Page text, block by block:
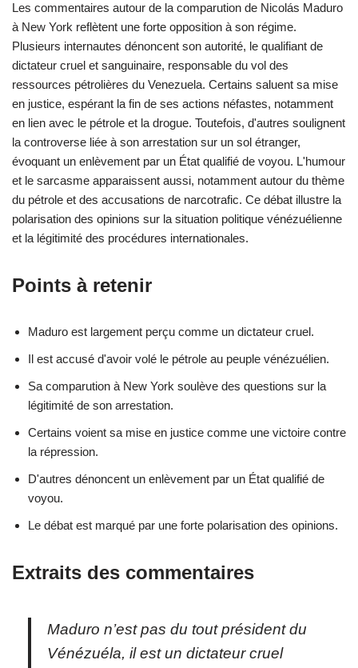
Les commentaires autour de la comparution de Nicolás Maduro
à New York reflètent une forte opposition à son régime.
Plusieurs internautes dénoncent son autorité, le qualifiant de
dictateur cruel et sanguinaire, responsable du vol des
ressources pétrolières du Venezuela. Certains saluent sa mise
en justice, espérant la fin de ses actions néfastes, notamment
en lien avec le pétrole et la drogue. Toutefois, d'autres soulignent
la controverse liée à son arrestation sur un sol étranger,
évoquant un enlèvement par un État qualifié de voyou. L'humour
et le sarcasme apparaissent aussi, notamment autour du thème
du pétrole et des accusations de narcotrafic. Ce débat illustre la
polarisation des opinions sur la situation politique vénézuélienne
et la légitimité des procédures internationales.
Points à retenir
Maduro est largement perçu comme un dictateur cruel.
Il est accusé d'avoir volé le pétrole au peuple vénézuélien.
Sa comparution à New York soulève des questions sur la
légitimité de son arrestation.
Certains voient sa mise en justice comme une victoire contre
la répression.
D'autres dénoncent un enlèvement par un État qualifié de
voyou.
Le débat est marqué par une forte polarisation des opinions.
Extraits des commentaires
Maduro n’est pas du tout président du
Vénézuéla, il est un dictateur cruel